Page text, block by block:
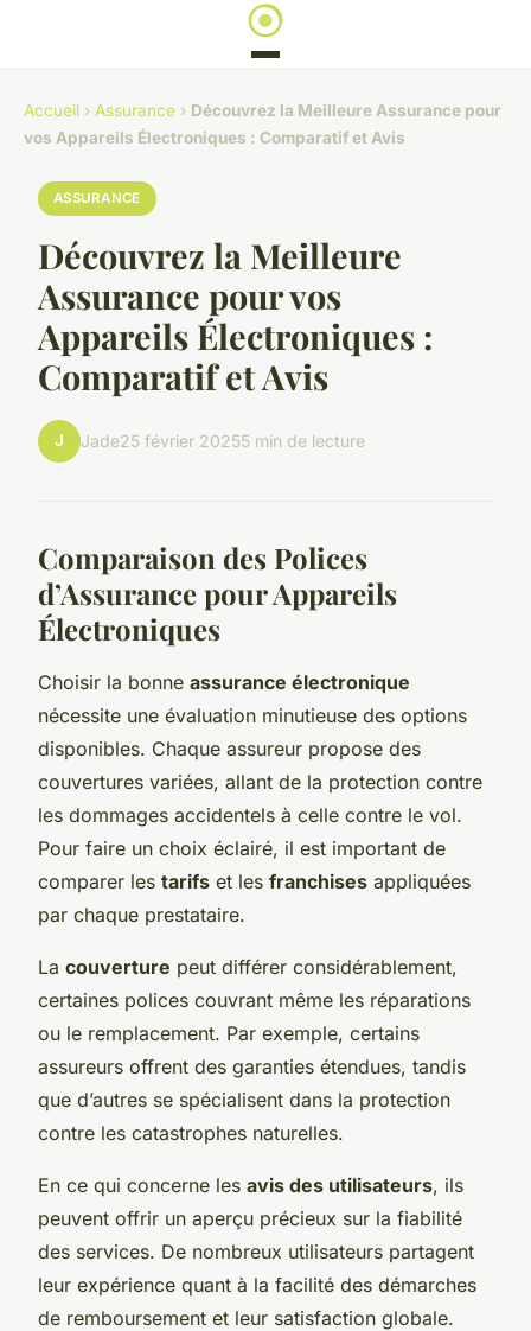
Accueil › Assurance › Découvrez la Meilleure Assurance pour
vos Appareils Électroniques : Comparatif et Avis
ASSURANCE
Découvrez la Meilleure
Assurance pour vos
Appareils Électroniques :
Comparatif et Avis
J Jade25 février 20255 min de lecture
Comparaison des Polices
d’Assurance pour Appareils
Électroniques
Choisir la bonne assurance électronique
nécessite une évaluation minutieuse des options
disponibles. Chaque assureur propose des
couvertures variées, allant de la protection contre
les dommages accidentels à celle contre le vol.
Pour faire un choix éclairé, il est important de
comparer les tarifs et les franchises appliquées
par chaque prestataire.
La couverture peut différer considérablement,
certaines polices couvrant même les réparations
ou le remplacement. Par exemple, certains
assureurs offrent des garanties étendues, tandis
que d’autres se spécialisent dans la protection
contre les catastrophes naturelles.
En ce qui concerne les avis des utilisateurs, ils
peuvent offrir un aperçu précieux sur la fiabilité
des services. De nombreux utilisateurs partagent
leur expérience quant à la facilité des démarches
de remboursement et leur satisfaction globale.